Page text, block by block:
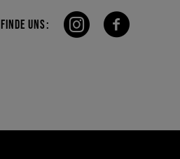
FINDE UNS: